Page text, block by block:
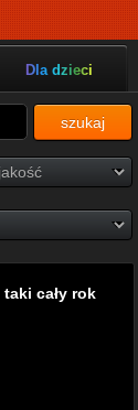
Dla dzieci
szukaj
cały rok